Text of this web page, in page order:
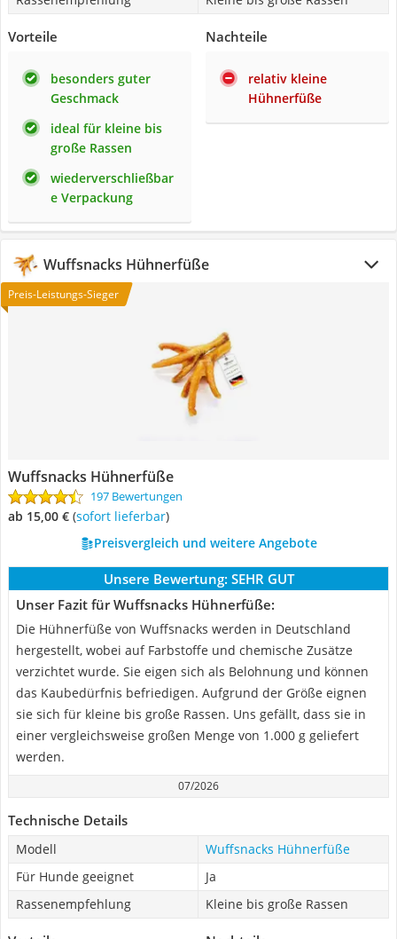
Vorteile
besonders guter
Geschmack
ideal für kleine bis
große Rassen
wiederverschließbar
e Verpackung
Nachteile
relativ kleine
Hühnerfüße
Wuffsnacks Hühnerfüße
Preis-Leistungs-Sieger
Wuffsnacks Hühnerfüße
197 Bewertungen
ab 15,00 € ( Sofort lieferbar)
Preisvergleich und weitere Angebote
Unsere Bewertung: SEHR GUT
Unser Fazit für Wuffsnacks Hühnerfüße:
Die Hühnerfüße von Wuffsnacks werden in Deutschland
hergestellt, wobei auf Farbstoffe und chemische Zusätze
verzichtet wurde. Sie eigen sich als Belohnung und können
das Kaubedürfnis befriedigen. Aufgrund der Größe eignen
sie sich für kleine bis große Rassen. Uns gefällt, dass sie in
einer vergleichsweise großen Menge von 1.000 g geliefert
werden.
07/2026
Technische Details
Modell
Wuffsnacks Hühnerfüße
Für Hunde geeignet
Ja
Rassenempfehlung
Kleine bis große Rassen